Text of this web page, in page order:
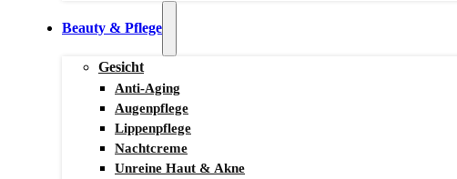
Beauty & Pflege
Gesicht
Anti-Aging
Augenpflege
Lippenpflege
Nachtcreme
Unreine Haut & Akne